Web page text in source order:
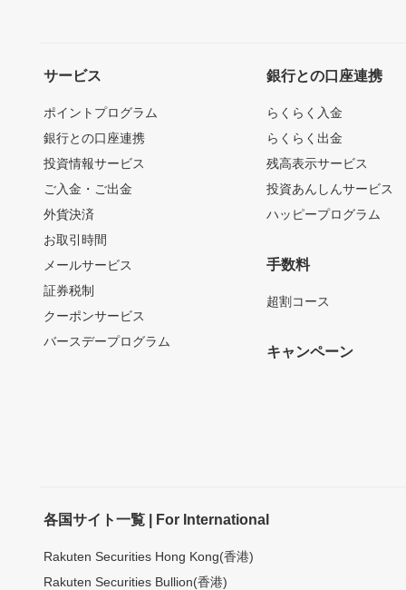
サービス
ポイントプログラム
銀行との口座連携
投資情報サービス
ご入金・ご出金
外貨決済
お取引時間
メールサービス
証券税制
クーポンサービス
バースデープログラム
銀行との口座連携
らくらく入金
らくらく出金
残高表示サービス
投資あんしんサービス
ハッピープログラム
手数料
超割コース
キャンペーン
各国サイト一覧 | For International
Rakuten Securities Hong Kong(香港)
Rakuten Securities Bullion(香港)